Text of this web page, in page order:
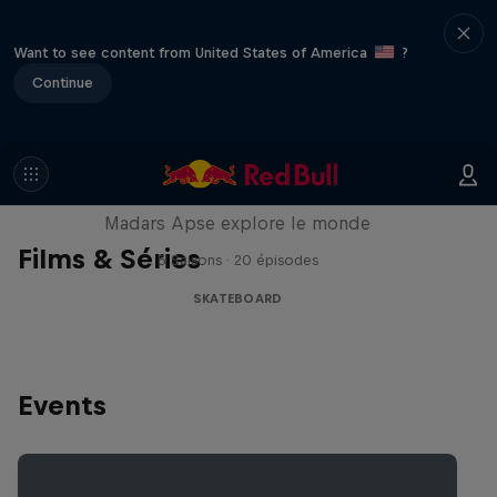
Want to see content from United States of America
?
Continue
Films & Séries
Skate Tales
Madars Apse explore le monde
5 Saisons · 20 épisodes
SKATEBOARD
Events